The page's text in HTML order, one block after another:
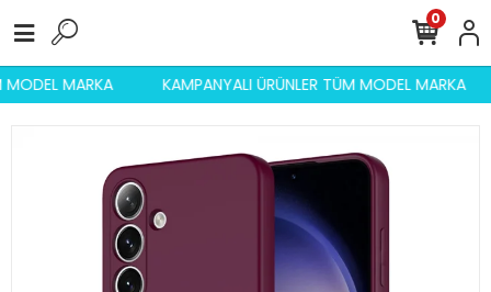
MODEL MARKA KAMPANYALI ÜRÜNLER TÜM MODEL MARKA
0